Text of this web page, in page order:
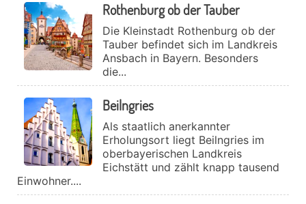
Rothenburg ob der Tauber
Die Kleinstadt Rothenburg ob der
Tauber befindet sich im Landkreis
Ansbach in Bayern. Besonders
die...
Beilngries
Als staatlich anerkannter
Erholungsort liegt Beilngries im
oberbayerischen Landkreis
Eichstätt und zählt knapp tausend
Einwohner....